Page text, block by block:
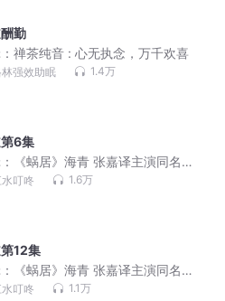
勤
禅茶纯音 : 心无执念，万千欢喜
强效助眠 1.4万
6集
《蜗居》海青 张嘉译主演同名电
作者六六
叮咚 1.6万
12集
《蜗居》海青 张嘉译主演同名电
作者六六
叮咚 1.1万